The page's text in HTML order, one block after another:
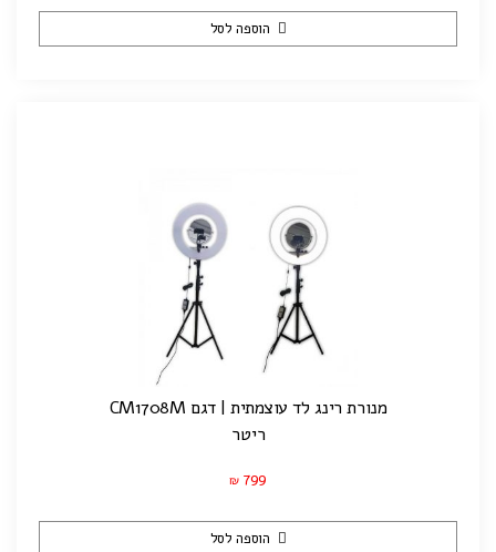
הוספה לסל
מנורת רינג לד עוצמתית | דגם CM1708M
ריטר
₪ 799
הוספה לסל